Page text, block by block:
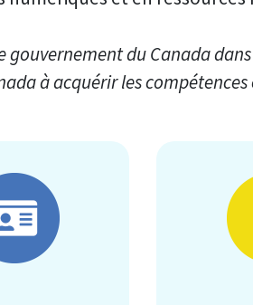
gouvernement du Canada
à acquérir les